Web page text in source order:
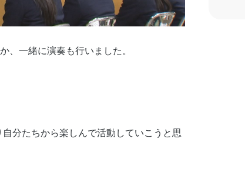
、一緒に演奏も行いました。
分たちから楽しんで活動していこうと思